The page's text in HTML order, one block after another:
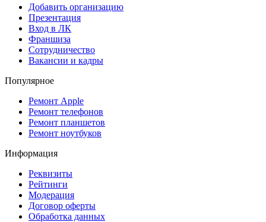
Добавить организацию
Презентация
Вход в ЛК
Франшиза
Сотрудничество
Вакансии и кадры
Популярное
Ремонт Apple
Ремонт телефонов
Ремонт планшетов
Ремонт ноутбуков
Информация
Реквизиты
Рейтинги
Модерация
Договор оферты
Обработка данных